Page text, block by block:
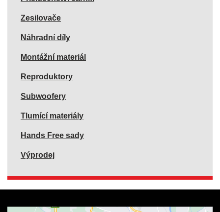
Zesilovače
Náhradní díly
Montážní materiál
Reproduktory
Subwoofery
Tlumící materiály
Hands Free sady
Výprodej